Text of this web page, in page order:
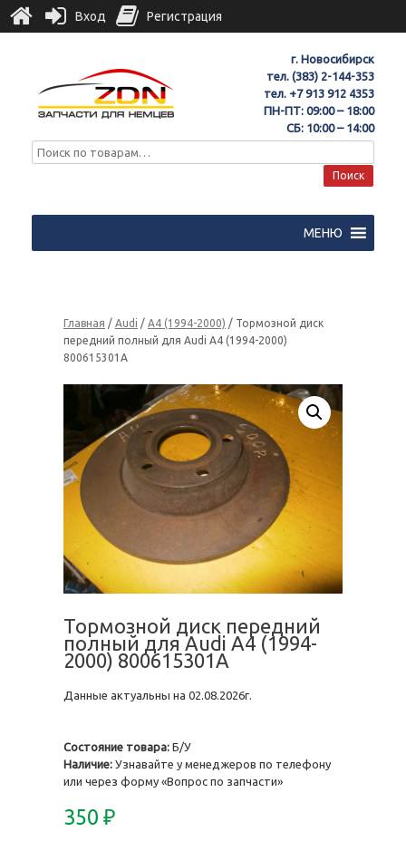
г. Новосибирск
тел. (383) 2-144-353
тел. +7 913 912 4353
ПН-ПТ: 09:00 – 18:00
СБ: 10:00 – 14:00
Поиск
МЕНЮ
Главная / Audi / A4 (1994-2000) / Тормозной диск
передний полный для Audi A4 (1994-2000)
800615301A
Тормозной диск передний
полный для Audi A4 (1994-
2000) 800615301A
Данные актуальны на 02.08.2026г.
Состояние товара: Б/У
Наличие: Узнавайте у менеджеров по телефону
или через форму «Вопрос по запчасти»
350 ₽
Вход Регистрация